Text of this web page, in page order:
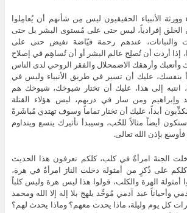
وورثة الأنبياء الحقيقيون ليس مِن شأنهم أن يُعامِلوا
الخلق إفرادياً، ليس حتى على مُستوى البشر بل حتى
والنباتات، عندهم رحمة فيّاضة تفيض حتى على
إذا أردت أن تُصلِح عالم البشر أو أن تُساهِم في إصلاح
وأتعبك وأرهقك الاضمحلال والفقر الروحي لدى الناس
بنفسك، عليك أن تسير في طريق الأنبياء وليس في
انتبه إلى هذا، عليك أن تختار شيوخك، شيوخك هم
ومن سار في دربهم، ليس هؤلاء القتلة
أبداً، عليك أن تختار تماماً وسوف تهتدي مُباشَرةً
أيضاً مثالاً للحُب، وسيبدأ تأثيرك يتسع ويتداوم
بإذن الله تعالى.
الجنةَ امرأةٌ في كلب، كلكم تعرفون هذا الحديث
على ذُكرٍ من أمثولة دخلت النارَ امرأةٌ في هرة،
أمثولة الهرة والكلب، قولوا هذا ليس هرة وليس كلباً
وأحياناً عبد آدمي مُوحِّد يلهج بلا إله إلا الله ومحمد
كل يوم وليلة، ماذا يحدث معهم؟ وماذا يحدث لهم؟